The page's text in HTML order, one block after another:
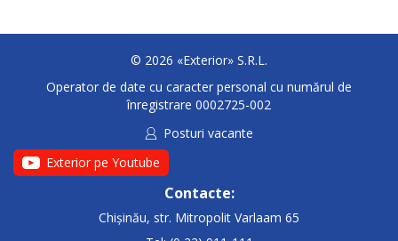
© 2026 «Exterior» S.R.L.
Operator de date cu caracter personal cu numărul de
înregistrare 0002725-002
Posturi vacante
Exterior pe Youtube
Contacte:
Chișinău, str. Mitropolit Varlaam 65